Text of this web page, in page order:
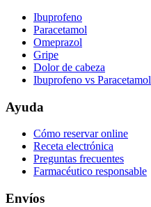
Ibuprofeno
Paracetamol
Omeprazol
Gripe
Dolor de cabeza
Ibuprofeno vs Paracetamol
Ayuda
Cómo reservar online
Receta electrónica
Preguntas frecuentes
Farmacéutico responsable
Envíos